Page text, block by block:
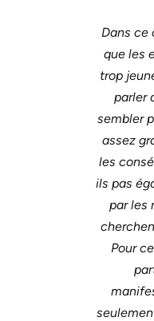
Dans ce
que les
trop
parler
sembler
assez
les
ils pas
par les
Pour